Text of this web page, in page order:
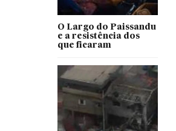
O Largo do Paissandu
e a resistência dos
que ficaram